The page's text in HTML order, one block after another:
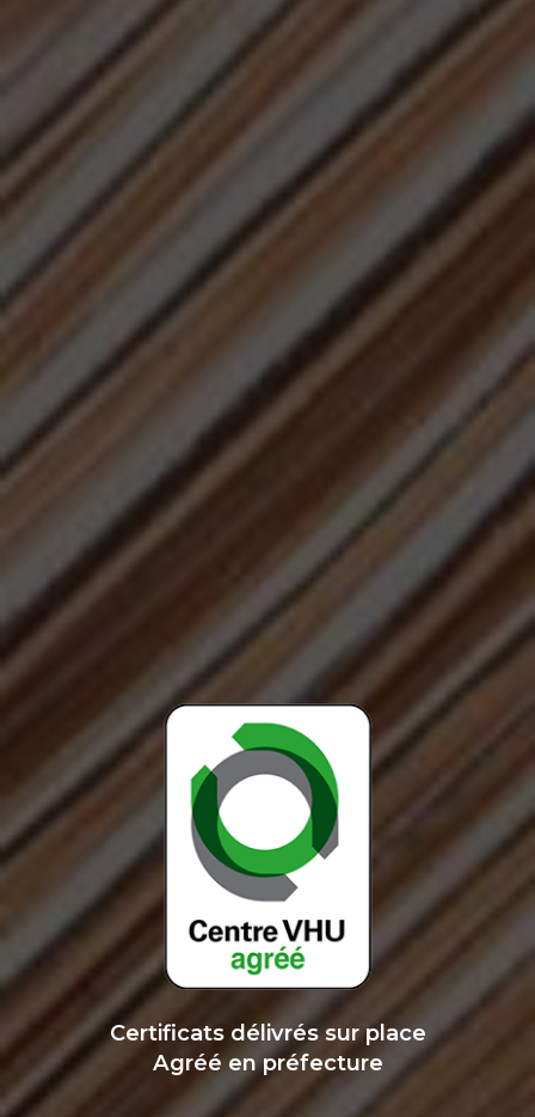
Certificats délivrés sur place
Agréé en préfecture